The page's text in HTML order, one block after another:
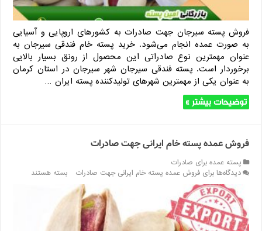
فروش پسته سیرجان جهت صادرات به کشورهای اروپایی و آسیایی
به صورت عمده انجام می‌شود. خرید پسته خام فندقی سیرجان به
عنوان مهمترین نوع صادراتی این محصول از رونق بسیار بالایی
برخوردار است. پسته فندقی سیرجان شهر سیرجان در استان کرمان
به عنوان یکی از مهمترین شهرهای تولیدکننده پسته ایران …
توضیحات بیشتر »
فروش عمده پسته خام ایرانی جهت صادرات
پسته عمده برای صادرات
دیدگاه‌هابرای فروش عمده پسته خام ایرانی جهت صادرات بسته هستند